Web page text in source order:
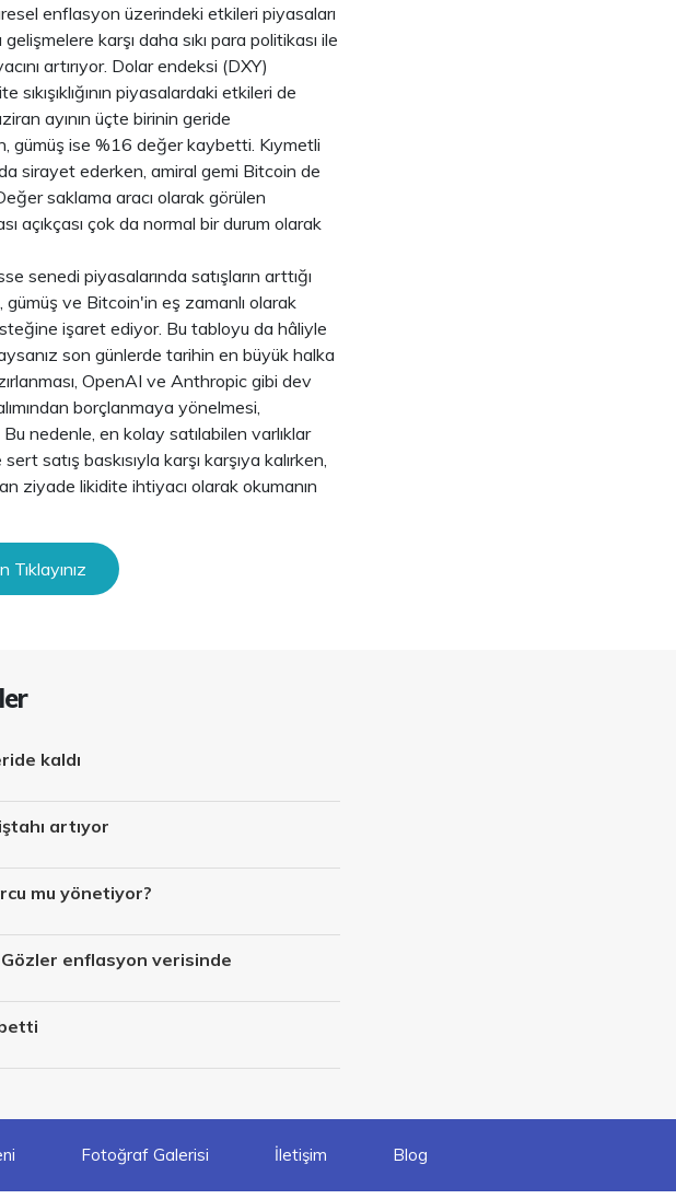
enflasyon üzerindeki etkileri piyasaları
karşı daha sıkı para politikası ile
artırıyor. Dolar endeksi (DXY)
piyasalardaki etkileri de
ayının üçte birinin geride
gümüş ise %16 değer kaybetti. Kıymetli
sirayet ederken, amiral gemi Bitcoin de
saklama aracı olarak görülen
açıkçası çok da normal bir durum olarak
senedi piyasalarında satışların arttığı
gümüş ve Bitcoin'in eş zamanlı olarak
işaret ediyor. Bu tabloyu da hâliyle
son günlerde tarihin en büyük halka
OpenAI ve Anthropic gibi dev
borçlanmaya yönelmesi,
nedenle, en kolay satılabilen varlıklar
satış baskısıyla karşı karşıya kalırken,
ziyade likidite ihtiyacı olarak okumanın
kaldı
artıyor
mu yönetiyor?
enflasyon verisinde
Fotoğraf Galerisi İletişim Blog